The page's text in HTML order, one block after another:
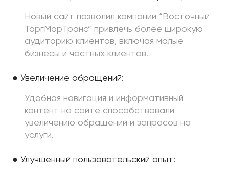
Новый сайт позволил компании “Восточный
ТоргМорТранс” привлечь более широкую
аудиторию клиентов, включая малые
бизнесы и частных клиентов.
● Увеличение обращений:
Удобная навигация и информативный
контент на сайте способствовали
увеличению обращений и запросов на
услуги.
● Улучшенный пользовательский опыт: